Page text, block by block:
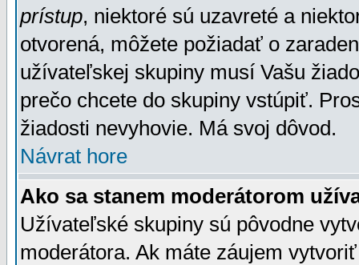
prístup, niektoré sú uzavreté a
otvorená, môžete požiadať o
užívateľskej skupiny musí Vašu
prečo chcete do skupiny vstúpiť.
žiadosti nevyhovie. Má svoj dôvod.
Návrat hore
Ako sa stanem moderátorom
Užívateľské skupiny sú pôvodne
moderátora. Ak máte záujem